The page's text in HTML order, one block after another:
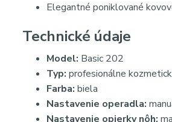
Elegantné poniklované
Technické údaje
Model: Basic 202
Typ: profesionálne
Farba: biela
Nastavenie operadla:
Nastavenie opierky nôh: